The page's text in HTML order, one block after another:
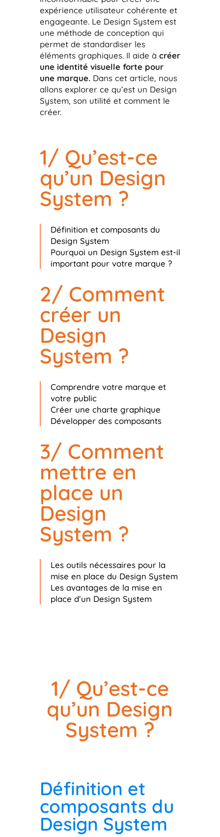
expérience utilisateur cohérente et
engageante. Le Design System est
une méthode de conception qui
permet de standardiser les
éléments graphiques. Il aide à créer
une identité visuelle forte pour
une marque.Dans cet article, nous
allons explorer ce qu’est un Design
System, son utilité et comment le
créer.
1/ Qu’est-ce
qu’un Design
System ?
Définition et composants du
Design System
Pourquoi un Design System est-il
important pour votre marque ?
2/ Comment
créer un
Design
System ?
Comprendre votre marque et
votre public
Créer une charte graphique
Développer des composants
3/ Comment
mettre en
place un
Design
System ?
Les outils nécessaires pour la
mise en place du Design System
Les avantages de la mise en
place d’un Design System
1/ Qu’est-ce
qu’un Design
System ?
Définition et
composants du
Design System